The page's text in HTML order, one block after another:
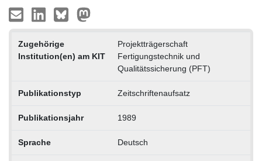
Zugehörige
Institution(en) am KIT
Projektträgerschaft
Fertigungstechnik und
Qualitätssicherung (PFT)
Publikationstyp Zeitschriftenaufsatz
Publikationsjahr 1989
Sprache Deutsch